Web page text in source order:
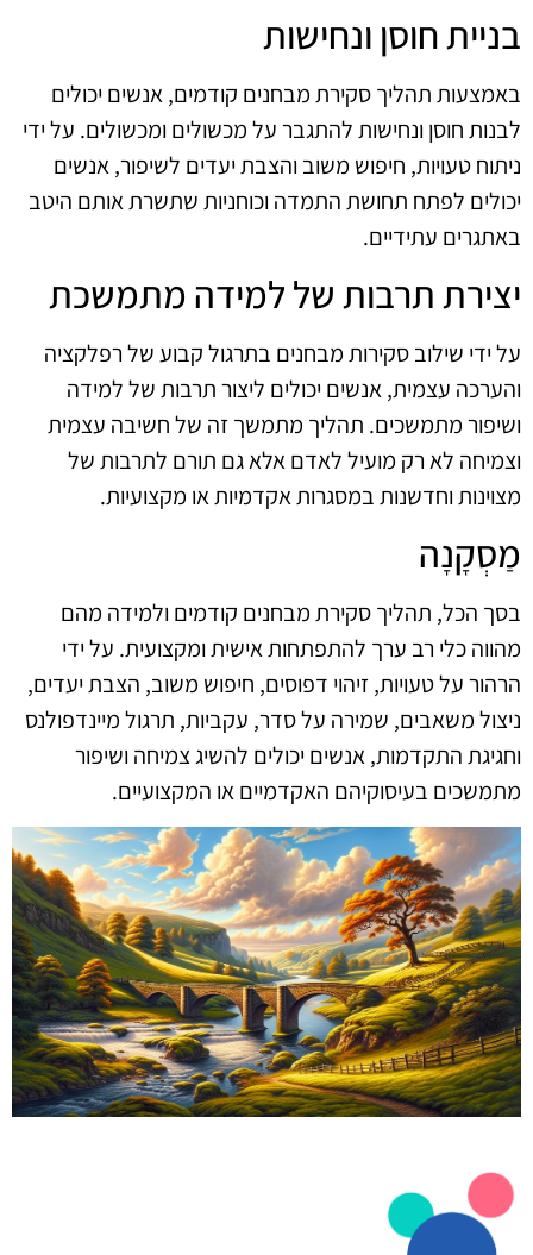
בניית חוסן ונחישות
באמצעות תהליך סקירת מבחנים קודמים, אנשים יכולים
לבנות חוסן ונחישות להתגבר על מכשולים ומכשולים. על ידי
ניתוח טעויות, חיפוש משוב והצבת יעדים לשיפור, אנשים
יכולים לפתח תחושת התמדה וכוחניות שתשרת אותם היטב
באתגרים עתידיים.
יצירת תרבות של למידה מתמשכת
על ידי שילוב סקירות מבחנים בתרגול קבוע של רפלקציה
והערכה עצמית, אנשים יכולים ליצור תרבות של למידה
ושיפור מתמשכים. תהליך מתמשך זה של חשיבה עצמית
וצמיחה לא רק מועיל לאדם אלא גם תורם לתרבות של
מצוינות וחדשנות במסגרות אקדמיות או מקצועיות.
מַסְקָנָה
בסך הכל, תהליך סקירת מבחנים קודמים ולמידה מהם
מהווה כלי רב ערך להתפתחות אישית ומקצועית. על ידי
הרהור על טעויות, זיהוי דפוסים, חיפוש משוב, הצבת יעדים,
ניצול משאבים, שמירה על סדר, עקביות, תרגול מיינדפולנס
וחגיגת התקדמות, אנשים יכולים להשיג צמיחה ושיפור
מתמשכים בעיסוקיהם האקדמיים או המקצועיים.